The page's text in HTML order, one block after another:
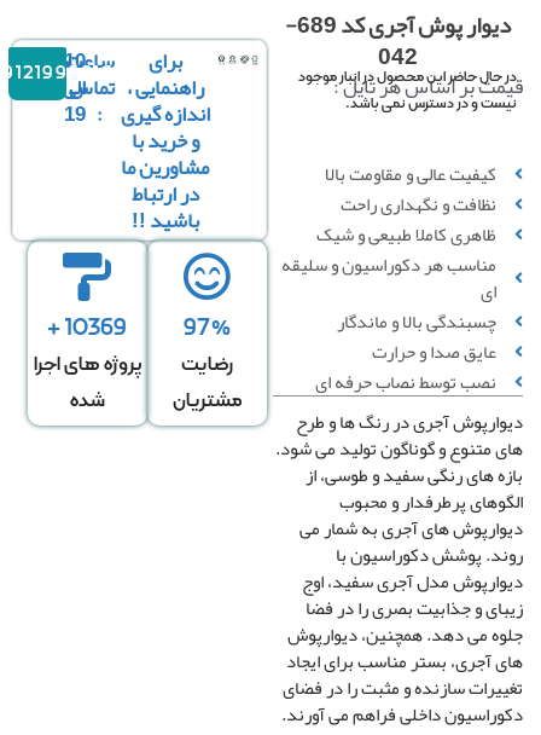
دیوار پوش آجری کد 689-
042
بر اساس هر تایل :
کیفیت عالی و مقاومت بالا
نظافت و نگهداری راحت
ظاهری کاملا طبیعی و شیک
مناسب هر دکوراسیون و سلیقه
ای
چسبندگی بالا و ماندگار
عایق صدا و حرارت
نصب توسط نصاب حرفه ای
حال حاضر این محصول در انبار موجود
و در دسترس نمی باشد.
آجری در رنگ ها و طرح
متنوع و گوناگون تولید می شود.
های رنگی سفید و طوسی، از
پرطرفدار و محبوب
های آجری به شمار می
پوشش دکوراسیون با
مدل آجری سفید، اوج
و جذابیت بصری را در فضا
می دهد. همچنین، دیوارپوش
آجری، بستر مناسب برای ایجاد
سازنده و مثبت را در فضای
داخلی فراهم می آورند.
برای
راهنمایی ،
اندازه گیری
و خرید با
مشاورین ما
در ارتباط
باشید !!
ساعت
تماس
:
10
الی
19
09121996816
97%
رضایت
مشتریان
10369 +
پروژه های اجرا